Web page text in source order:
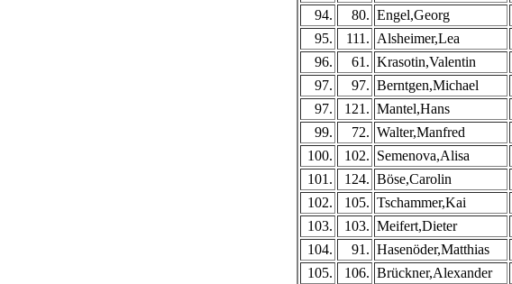
94.
80. Engel,Georg
95.
111. Alsheimer,Lea
96.
61. Krasotin,Valentin
97.
97. Berntgen,Michael
97.
121. Mantel,Hans
99.
72. Walter,Manfred
100.
102. Semenova,Alisa
101.
124. Böse,Carolin
102.
105. Tschammer,Kai
103.
103. Meifert,Dieter
104.
91. Hasenöder,Matthias
105.
106. Brückner,Alexander